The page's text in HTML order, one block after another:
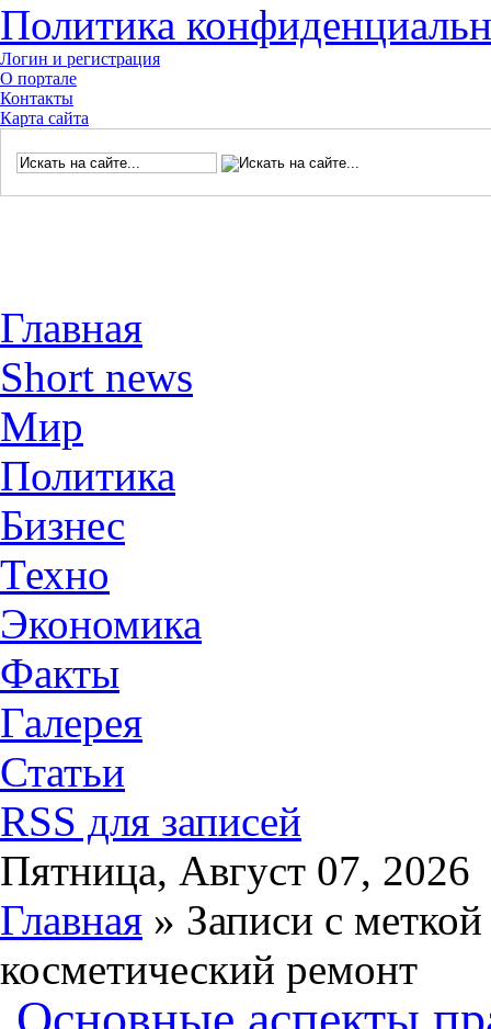
Политика
Логин и регистрация
О портале
Контакты
Карта сайта
Главная
Short news
Мир
Политика
Бизнес
Техно
Экономика
Факты
Галерея
Статьи
RSS для записей
Пятница, Август 07, 2026
Главная » Записи с
косметический ремонт